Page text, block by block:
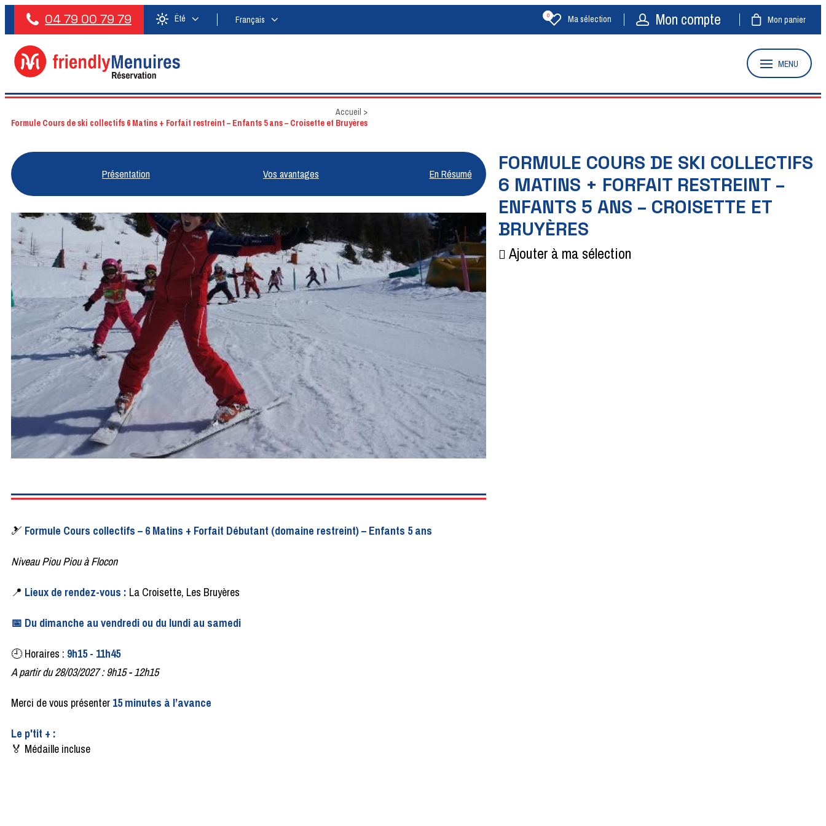
04 79 00 79 79 Été Français Ma sélection
0 Mon compte Mon panier
MENU
Accueil >
Formule Cours de ski collectifs 6 Matins + Forfait restreint – Enfants 5 ans – Croisette et Bruyères
Présentation Vos avantages En Résumé
FORMULE COURS DE SKI COLLECTIFS
6 MATINS + FORFAIT RESTREINT –
ENFANTS 5 ANS – CROISETTE ET
BRUYÈRES
Ajouter à ma sélection
🎿 Formule Cours collectifs – 6 Matins + Forfait Débutant (domaine restreint) – Enfants 5 ans
Niveau Piou Piou à Flocon
📍 Lieux de rendez-vous : La Croisette, Les Bruyères
📅 Du dimanche au vendredi ou du lundi au samedi
🕘 Horaires : 9h15 - 11h45
A partir du 28/03/2027 : 9h15 - 12h15
Merci de vous présenter 15 minutes à l’avance
Le p'tit + :
🏅 Médaille incluse